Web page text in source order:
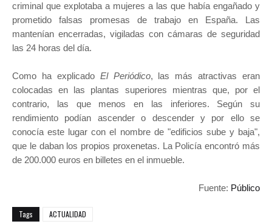
criminal que explotaba a mujeres a las que había engañado y
prometido falsas promesas de trabajo en España. Las
mantenían encerradas, vigiladas con cámaras de seguridad
las 24 horas del día.
Como ha explicado El Periódico, las más atractivas eran
colocadas en las plantas superiores mientras que, por el
contrario, las que menos en las inferiores. Según su
rendimiento podían ascender o descender y por ello se
conocía este lugar con el nombre de "edificios sube y baja",
que le daban los propios proxenetas. La Policía encontró más
de 200.000 euros en billetes en el inmueble.
Fuente: Público
Tags ACTUALIDAD